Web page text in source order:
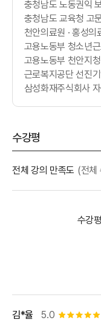
충청남도 노동권익
충청남도 교육청 고
천안의료원 · 홍성
고용노동부 청소년
고용노동부 천안지
근로복지공단 선진
삼성화재주식회사
수강평
전체 강의 만족도 (전체
수강
5.0 별점 5개
김*율